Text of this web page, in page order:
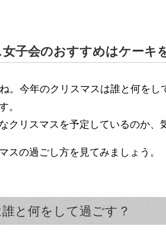
子会のおすすめはケーキ
。今年のクリスマスは誰と何を
。
クリスマスを予定しているのか、
スの過ごし方を見てみましょう。
と何をして過ごす？